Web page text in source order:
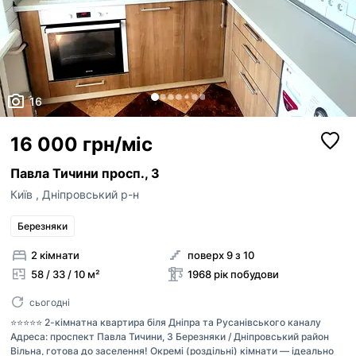
16
16 000 грн/міс
Павла Тичини просп., 3
Київ , Дніпровський р-н
Березняки
2 кімнати
58 / 33 / 10 м²
поверх 9 з 10
1968 рік побудови
сьогодні
⭐️⭐️⭐️⭐️⭐️ 2-кімнатна квартира біля Дніпра та Русанівського каналу
Адреса: проспект Павла Тичини, 3 Березняки / Дніпровський район
Вільна, готова до заселення! Окремі (роздільні) кімнати — ідеально